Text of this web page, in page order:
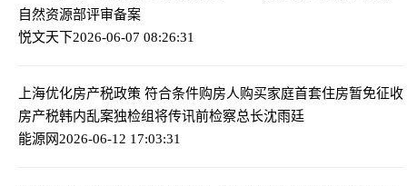
自然资源部评审备案
悦文天下2026-06-07 08:26:31
上海优化房产税政策 符合条件购房人购买家庭首套住房暂免征收
房产税韩内乱案独检组将传讯前检察总长沈雨廷
能源网2026-06-12 17:03:31